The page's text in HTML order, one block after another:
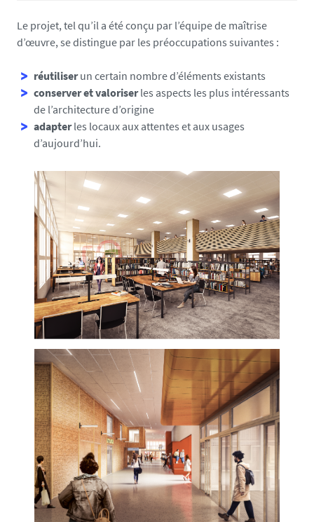
particulièrement
importantes en SHS. Cette
évolution va bien au-delà de
la simple consultation, elle
engage lerenouvellement
des espaces de travail en
L'équipe de maîtrise d’œuvre
a par ailleurs fait dès le
départ une analyse
extrêmement fine de tout le
potentiel de réutilisation du
mobilier existant, en en
révélant ses qualités
d'origine pour s'approcher
au plus près du programme
de rénovation. C'est une
démarche d'économie
circulaire évidemment
vertueuse qui propose des
pistes passionnantes à
l'avenir pour tout
l'établissement.
Le projet, tel qu’il a été conçu par l’équipe de maîtrise
d’œuvre, se distingue par les préoccupations suivantes :
réutiliserun certain nombre d’éléments existants
conserver et valoriserles aspects les plus intéressants
de l’architecture d’origine
adapterles locaux aux attentes et aux usages
d’aujourd’hui.